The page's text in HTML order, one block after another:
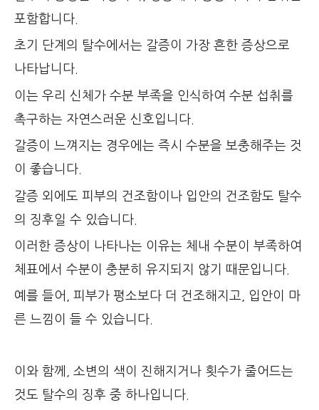
포함합니다.
초기 단계의 탈수에서는 갈증이 가장 흔한 증상으로
나타납니다.
이는 우리 신체가 수분 부족을 인식하여 수분 섭취를
촉구하는 자연스러운 신호입니다.
갈증이 느껴지는 경우에는 즉시 수분을 보충해주는 것
이 좋습니다.
갈증 외에도 피부의 건조함이나 입안의 건조함도 탈수
의 징후일 수 있습니다.
이러한 증상이 나타나는 이유는 체내 수분이 부족하여
체표에서 수분이 충분히 유지되지 않기 때문입니다.
예를 들어, 피부가 평소보다 더 건조해지고, 입안이 마
른 느낌이 들 수 있습니다.
이와 함께, 소변의 색이 진해지거나 횟수가 줄어드는
것도 탈수의 징후 중 하나입니다.